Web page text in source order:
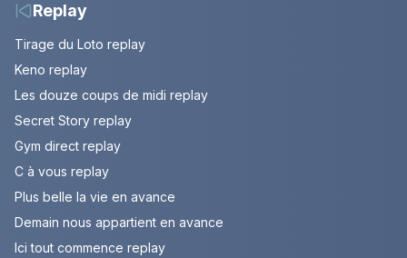
Replay
Tirage du Loto replay
Keno replay
Les douze coups de midi replay
Secret Story replay
Gym direct replay
C à vous replay
Plus belle la vie en avance
Demain nous appartient en avance
Ici tout commence replay